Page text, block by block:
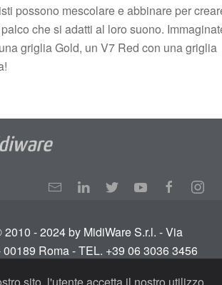
possono mescolare e abbinare per
che si adatti al loro suono.
griglia Gold, un V7 Red con una griglia
- 2024 by MidiWare S.r.l. - Via
Roma - TEL. +39 06 3036 3456